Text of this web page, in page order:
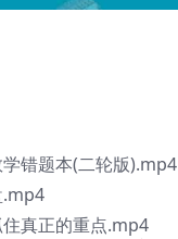
❅
错题本(二轮版).mp4
.mp4
真正的重点.mp4